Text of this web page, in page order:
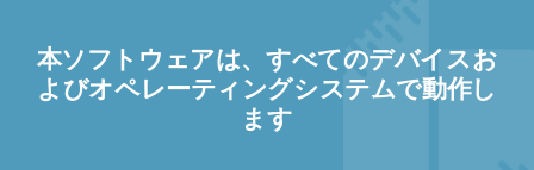
本ソフトウェアは、すべてのデバイスお
よびオペレーティングシステムで動作し
ます